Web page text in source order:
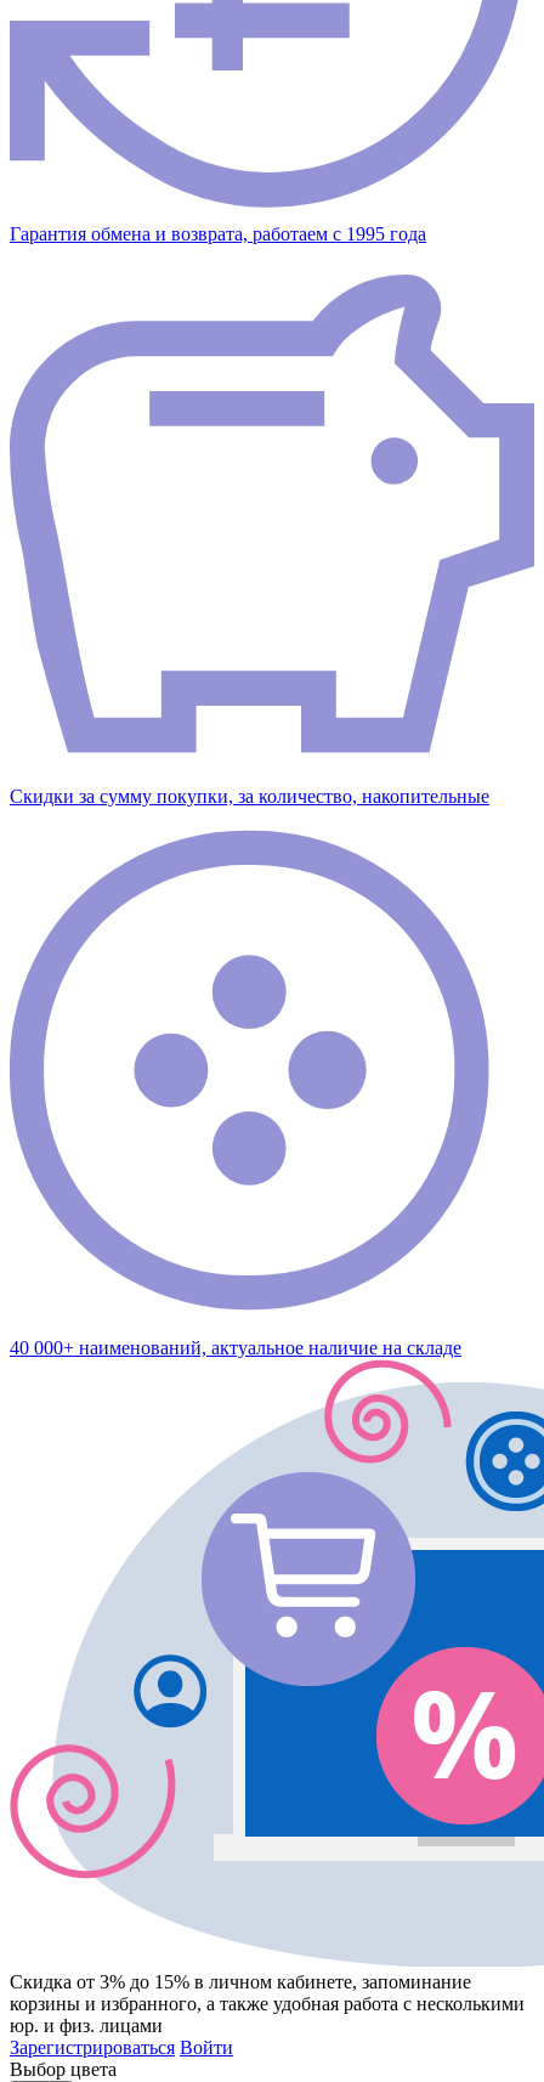
Гарантия обмена и возврата, работаем с 1995 года
Скидки за сумму покупки, за количество, накопительные
40 000+ наименований, актуальное наличие на складе
Скидка от 3% до 15% в личном кабинете, запоминание
корзины и избранного, а также удобная работа с несколькими
юр. и физ. лицами
Зарегистрироваться Войти
Выбор цвета